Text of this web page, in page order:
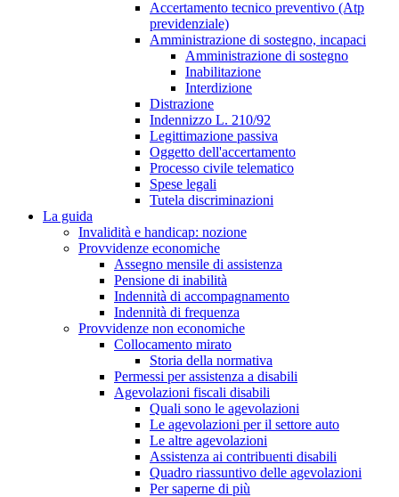
Accertamento tecnico preventivo (Atp
previdenziale)
Amministrazione di sostegno, incapaci
Amministrazione di sostegno
Inabilitazione
Interdizione
Distrazione
Indennizzo L. 210/92
Legittimazione passiva
Oggetto dell'accertamento
Processo civile telematico
Spese legali
Tutela discriminazioni
La guida
Invalidità e handicap: nozione
Provvidenze economiche
Assegno mensile di assistenza
Pensione di inabilità
Indennità di accompagnamento
Indennità di frequenza
Provvidenze non economiche
Collocamento mirato
Storia della normativa
Permessi per assistenza a disabili
Agevolazioni fiscali disabili
Quali sono le agevolazioni
Le agevolazioni per il settore auto
Le altre agevolazioni
Assistenza ai contribuenti disabili
Quadro riassuntivo delle agevolazioni
Per saperne di più